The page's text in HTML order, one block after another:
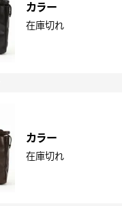
カラー
在庫切れ
カラー
在庫切れ